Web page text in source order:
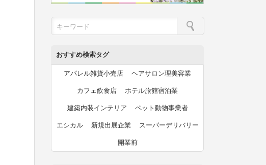
おすすめ検索タグ
アパレル雑貨小売店 ヘアサロン理美容業
カフェ飲食店 ホテル旅館宿泊業
建築内装インテリア ペット動物事業者
エシカル 新規出展企業 スーパーデリバリー
開業前